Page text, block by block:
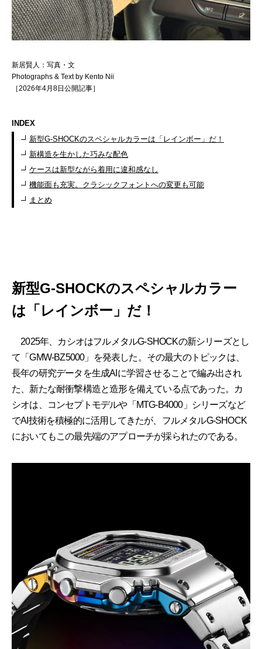
新居賢人：写真・文
Photographs & Text by Kento Nii
［2026年4月8日公開記事］
INDEX
新型G-SHOCKのスペシャルカラーは「レインボー」だ！
新構造を生かした巧みな配色
ケースは新型ながら着用に違和感なし
機能面も充実。クラシックフォントへの変更も可能
まとめ
新型G-SHOCKのスペシャルカラー
は「レインボー」だ！
2025年、カシオはフルメタルG-SHOCKの新シリーズとし
て「GMW-BZ5000」を発表した。その最大のトピックは、
長年の研究データを生成AIに学習させることで編み出され
た、新たな耐衝撃構造と造形を備えている点であった。カ
シオは、コンセプトモデルや「MTG-B4000」シリーズなど
でAI技術を積極的に活用してきたが、フルメタルG-SHOCK
においてもこの最先端のアプローチが採られたのである。